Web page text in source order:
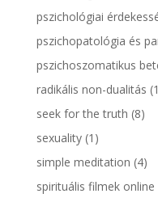
pszichológiai
pszichopatológia és
pszichoszomatikus
radikális non-dualitás
seek for the truth (8)
sexuality(1)
simple meditation (4)
spirituális filmek online